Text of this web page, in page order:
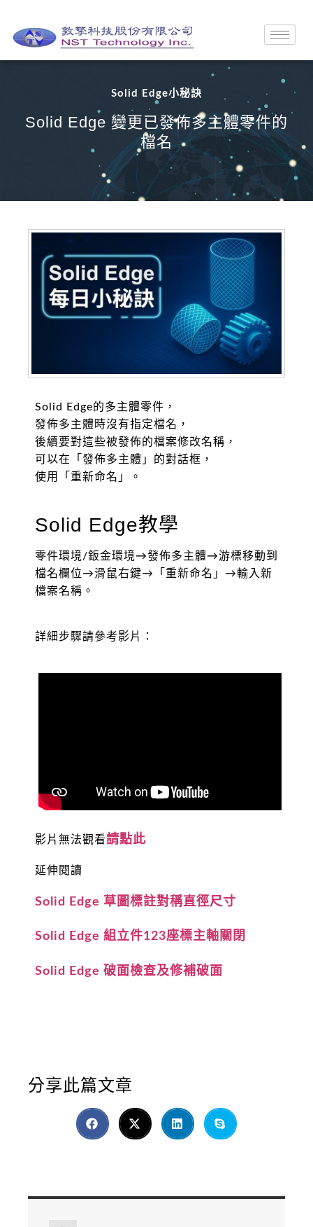
Solid Edge小秘訣
Solid Edge 變更已發佈多主體零件的
檔名
Solid Edge的多主體零件，
發佈多主體時沒有指定檔名，
後續要對這些被發佈的檔案修改名稱，
可以在「發佈多主體」的對話框，
使用「重新命名」。
Solid Edge教學
零件環境/鈑金環境→發佈多主體→游標移動到
檔名欄位→滑鼠右鍵→「重新命名」→輸入新
檔案名稱。
詳細步驟請參考影片：
影片無法觀看請點此
延伸閱讀
Solid Edge 草圖標註對稱直徑尺寸
Solid Edge 組立件123座標主軸關閉
Solid Edge 破面檢查及修補破面
分享此篇文章